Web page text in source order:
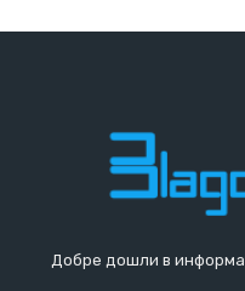
Добре дошли в